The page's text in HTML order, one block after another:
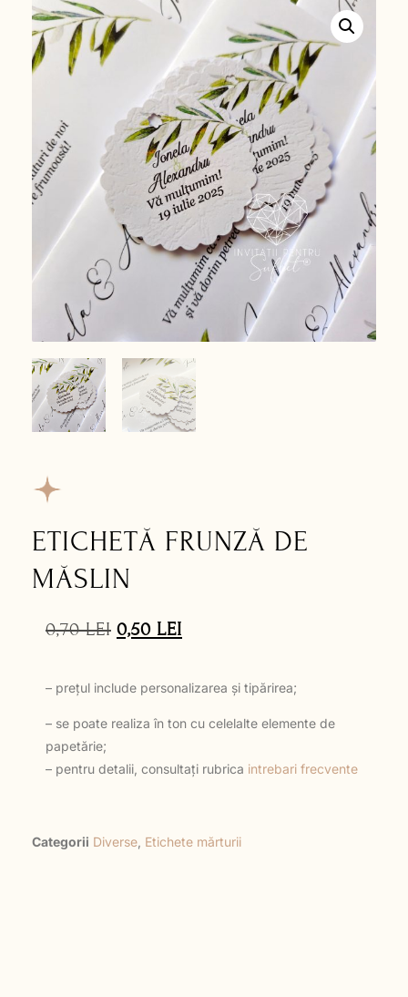
ETICHETĂ FRUNZĂ DE
MĂSLIN
0,70LEI 0,50 LEI
– prețul include personalizarea și tipărirea;
– se poate realiza în ton cu celelalte elemente de
papetărie;
– pentru detalii, consultați rubrica intrebari frecvente
Categorii Diverse Etichete mărturii